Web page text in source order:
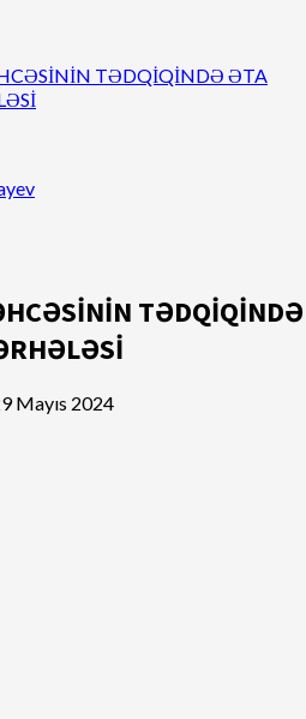
TƏDQİQİNDƏ ƏTA
TƏDQİQİNDƏ
Mayıs 2024